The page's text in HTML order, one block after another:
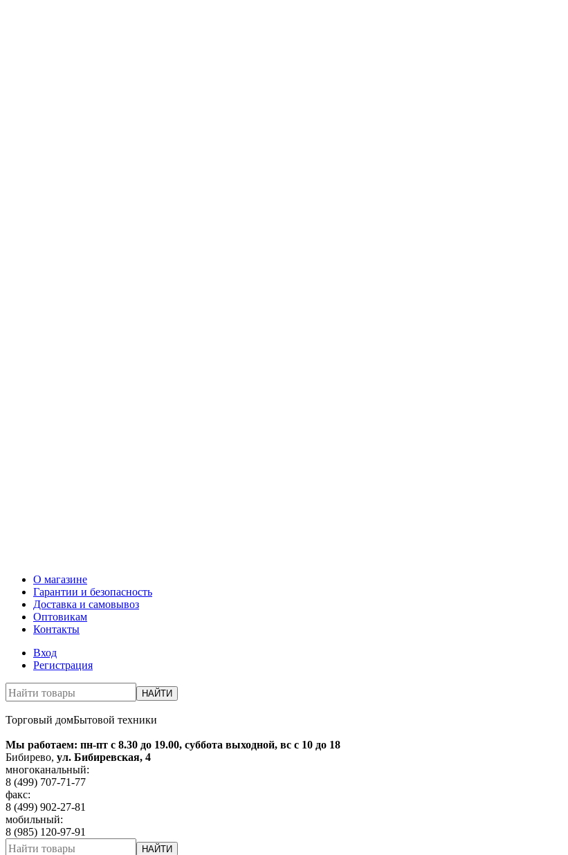
О магазине
Гарантии и безопасность
Доставка и самовывоз
Оптовикам
Контакты
Вход
Регистрация
НАЙТИ
Торговый домБытовой техники
Мы работаем: пн-пт с 8.30 до 19.00, суббота выходной, вс с 10 до 18
Бибирево, ул. Бибиревская, 4
многоканальный:
8 (499) 707-71-77
факс:
8 (499) 902-27-81
мобильный:
8 (985) 120-97-91
НАЙТИ